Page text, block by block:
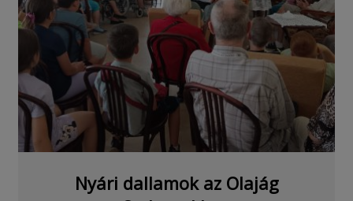
Nyári dallamok az Olajág